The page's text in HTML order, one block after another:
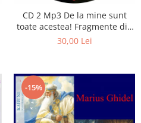
CD 2 Mp3 De la mine sunt
toate acestea! Fragmente din
cărțile lui Marius Ghidel
30,00 Lei
-15%